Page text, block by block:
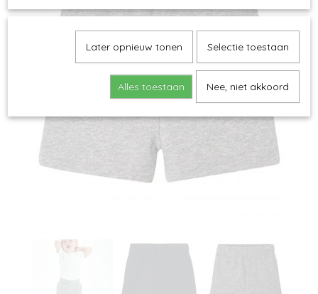
Later opnieuw tonen Selectie toestaan
Alles toestaan Nee, niet akkoord